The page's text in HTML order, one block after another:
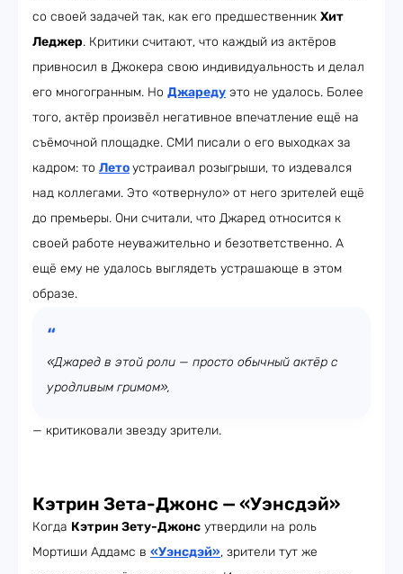
со своей задачей так, как его предшественник Хит
Леджер. Критики считают, что каждый из актёров
привносил в Джокера свою индивидуальность и делал
его многогранным. Но Джареду это не удалось. Более
того, актёр произвёл негативное впечатление ещё на
съёмочной площадке. СМИ писали о его выходках за
кадром: то Летоустраивал розыгрыши, то издевался
над коллегами. Это «отвернуло» от него зрителей ещё
до премьеры. Они считали, что Джаред относится к
своей работе неуважительно и безответственно. А
ещё ему не удалось выглядеть устрашающе в этом
образе.
«Джаред в этой роли — просто обычный актёр с
уродливым гримом»,
— критиковали звезду зрители.
Кэтрин Зета-Джонс — «Уэнсдэй»
Когда Кэтрин Зету-Джонс утвердили на роль
Мортиши Аддамс в «Уэнсдэй», зрители тут же